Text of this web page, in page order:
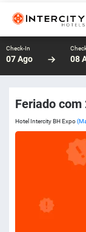
Check-In
07 Ago 08
Feriado com
Hotel Intercity BH Expo